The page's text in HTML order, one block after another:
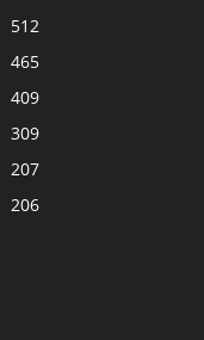
512
465
409
309
207
206